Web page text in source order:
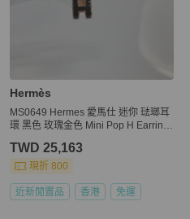
Hermès
MS0649 Hermes 愛馬仕 迷你 琺瑯耳
環 黑色 玫瑰金色 Mini Pop H Earring
TWD 25,163
現折 800
近新閒置品 香港 免運